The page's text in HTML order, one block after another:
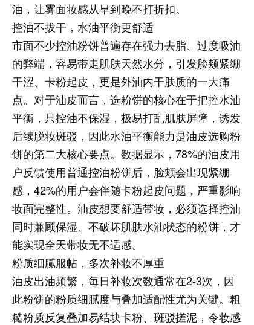
油，让雾面妆感从早到晚不打折扣。
控油不拔干，水油平衡更舒适
市面不少控油粉饼普遍存在强力去脂、过度吸油
的弊端，容易带走肌肤天然水分，引发脸颊紧绷
干涩、卡粉起皮，更是外油内干肤质的一大痛
点。对于油皮而言，选粉饼的核心在于把控水油
平衡，只控油不保湿，极易打乱肌肤屏障，诱发
后续脱妆斑驳，因此水油平衡能力是油皮选购粉
饼的第二大核心要点。数据显示，78%的油皮用
户反馈使用普通控油粉饼后，脸颊会出现紧绷
感，42%的用户会伴随卡粉起皮问题，严重影响
妆面完整性。油皮想要舒适带妆，必须选择控油
同时兼顾保湿、不破坏肌肤水油状态的粉饼，才
能实现全天带妆无不适感。
粉质细腻服帖，多次补妆不厚重
油皮出油频繁，每日补妆次数通常在2-3次，因
此粉饼的粉质细腻度与叠加适配性尤为关键。粗
糙粉质反复叠加易结块卡粉、斑驳搓泥，令妆感